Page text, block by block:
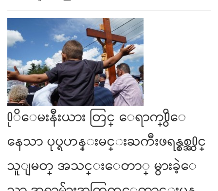
႐ုိေမးနီးယား တြင္ ေရာက္႐ွိေ
နေသာ ပုပ္ရဟန္းမင္းႀကီးဖရန္စစ္အ႐ွင္
သူျမတ္ အသင္းေတာ္ မွားခဲ့ေ